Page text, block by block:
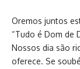
Oremos juntos
“Tudo é Dom de
Nossos dia são
oferece. Se